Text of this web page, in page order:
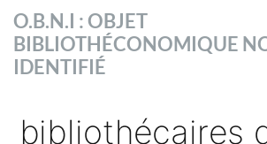
CHIFFRES ET
Vous trouverez ici des
TOUTES LES
D'EMPLOI DE
O.B.N.I : OBJET
BIBLIOTHÉCONOMIQUE
IDENTIFIÉ